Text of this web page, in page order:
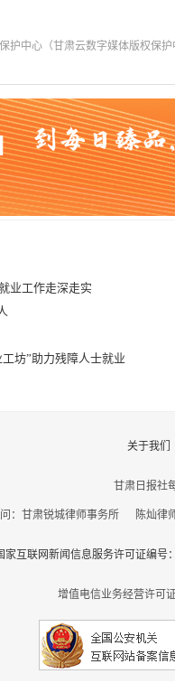
中心（甘肃云数字媒体版权保护
业工作走深走实
坊”助力残障人士就业
关于我们
甘肃日报社
问：甘肃锐城律师事务所 陈灿
家互联网新闻信息服务许可证编号
增值电信业务经营许可